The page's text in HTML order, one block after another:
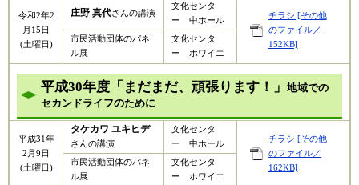
令和2年2
月15日
(土曜日)
庄野 真代さんの講演
文化センタ
ー 中ホール
チラシ [その他
のファイル／
152KB]
市民活動団体のパネ
ル展
文化センタ
ー ホワイエ
平成30年度「まだまだ、頑張ります！」
地域での
セカンドライフのために
平成31年
2月9日
(土曜日)
タケカワ ユキヒデ
さんの講演
文化センタ
ー 中ホール
チラシ [その他
のファイル／
162KB]
市民活動団体のパネ
ル展
文化センタ
ー ホワイエ